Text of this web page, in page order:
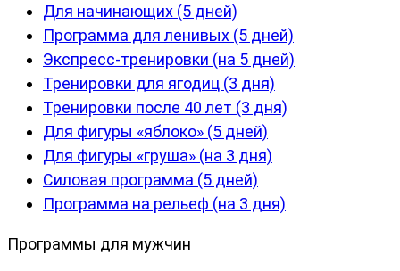
Для начинающих (5 дней)
Программа для ленивых (5 дней)
Экспресс-тренировки (на 5 дней)
Тренировки для ягодиц (3 дня)
Тренировки после 40 лет (3 дня)
Для фигуры «яблоко» (5 дней)
Для фигуры «груша» (на 3 дня)
Силовая программа (5 дней)
Программа на рельеф (на 3 дня)
Программы для мужчин